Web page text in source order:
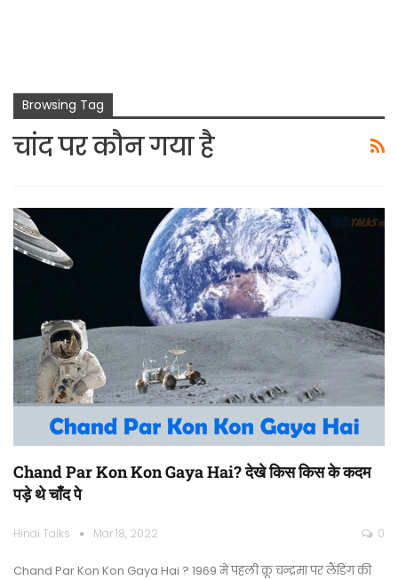
Browsing Tag
चांद पर कौन गया है
Chand Par Kon Kon Gaya Hai? देखे किस किस के कदम
पड़े थे चाँद पे
Hindi Talks Mar 18, 2022 0
Chand Par Kon Kon Gaya Hai ? 1969 में पहली क्रू चन्द्रमा पर लैंडिंग की